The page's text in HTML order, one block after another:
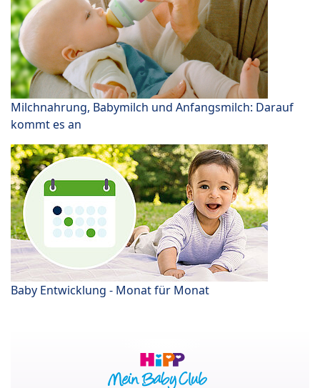
Milchnahrung, Babymilch und Anfangsmilch: Darauf
kommt es an
Baby Entwicklung - Monat für Monat